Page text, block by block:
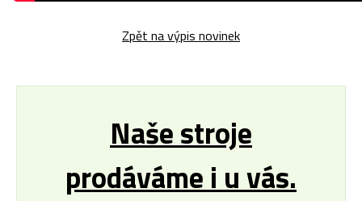
Zpět na výpis novinek
Naše stroje
prodáváme i u vás.